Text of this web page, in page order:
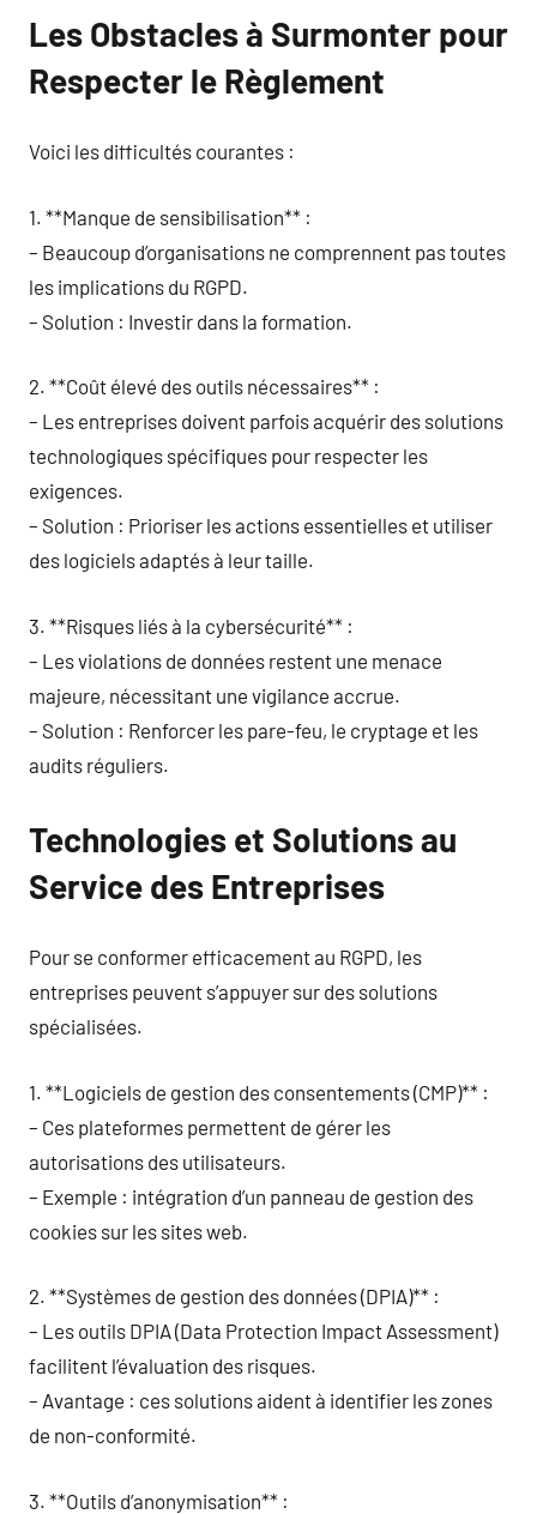
Les Obstacles à Surmonter pour
Respecter le Règlement
Voici les difficultés courantes :
1. **Manque de sensibilisation** :
– Beaucoup d’organisations ne comprennent pas toutes
les implications du RGPD.
– Solution : Investir dans la formation.
2. **Coût élevé des outils nécessaires** :
– Les entreprises doivent parfois acquérir des solutions
technologiques spécifiques pour respecter les
exigences.
– Solution : Prioriser les actions essentielles et utiliser
des logiciels adaptés à leur taille.
3. **Risques liés à la cybersécurité** :
– Les violations de données restent une menace
majeure, nécessitant une vigilance accrue.
– Solution : Renforcer les pare-feu, le cryptage et les
audits réguliers.
Technologies et Solutions au
Service des Entreprises
Pour se conformer efficacement au RGPD, les
entreprises peuvent s’appuyer sur des solutions
spécialisées.
1. **Logiciels de gestion des consentements (CMP)** :
– Ces plateformes permettent de gérer les
autorisations des utilisateurs.
– Exemple : intégration d’un panneau de gestion des
cookies sur les sites web.
2. **Systèmes de gestion des données (DPIA)** :
– Les outils DPIA (Data Protection Impact Assessment)
facilitent l’évaluation des risques.
– Avantage : ces solutions aident à identifier les zones
de non-conformité.
3. **Outils d’anonymisation** :